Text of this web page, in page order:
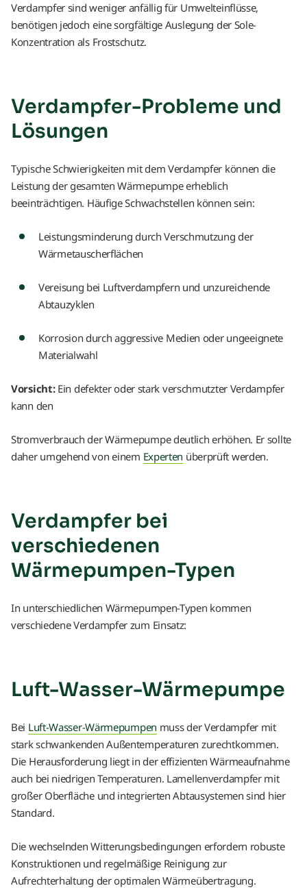
Verdampfer sind weniger anfällig für Umwelteinflüsse,
benötigen jedoch eine sorgfältige Auslegung der Sole-
Konzentration als Frostschutz.
Verdampfer-Probleme und
Lösungen
Typische Schwierigkeiten mit dem Verdampfer können die
Leistung der gesamten Wärmepumpe erheblich
beeinträchtigen. Häufige Schwachstellen können sein:
Leistungsminderung durch Verschmutzung der
Wärmetauscherflächen
Vereisung bei Luftverdampfern und unzureichende
Abtauzyklen
Korrosion durch aggressive Medien oder ungeeignete
Materialwahl
Vorsicht:Ein defekter oder stark verschmutzter Verdampfer
kann den
Stromverbrauch der Wärmepumpe deutlich erhöhen. Er sollte
daher umgehend von einem Experten überprüft werden.
Verdampfer bei
verschiedenen
Wärmepumpen-Typen
In unterschiedlichen Wärmepumpen-Typen kommen
verschiedene Verdampfer zum Einsatz:
Luft-Wasser-Wärmepumpe
Bei Luft-Wasser-Wärmepumpen muss der Verdampfer mit
stark schwankenden Außentemperaturen zurechtkommen.
Die Herausforderung liegt in der effizienten Wärmeaufnahme
auch bei niedrigen Temperaturen. Lamellenverdampfer mit
großer Oberfläche und integrierten Abtausystemen sind hier
Standard.
Die wechselnden Witterungsbedingungen erfordern robuste
Konstruktionen und regelmäßige Reinigung zur
Aufrechterhaltung der optimalen Wärmeübertragung.